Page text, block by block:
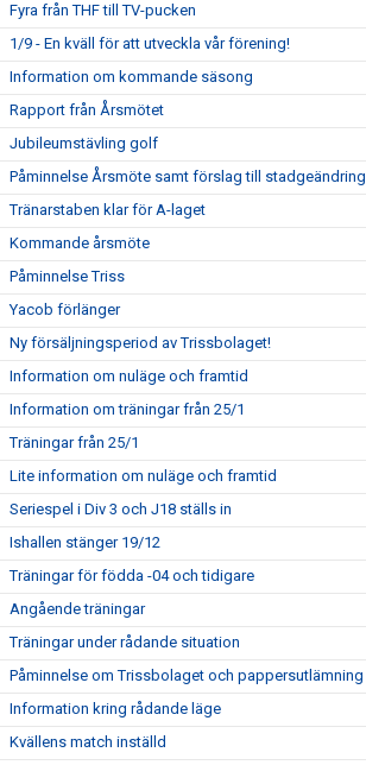
Fyra från THF till TV-pucken
1/9 - En kväll för att utveckla vår förening!
Information om kommande säsong
Rapport från Årsmötet
Jubileumstävling golf
Påminnelse Årsmöte samt förslag till stadgeändring
Tränarstaben klar för A-laget
Kommande årsmöte
Påminnelse Triss
Yacob förlänger
Ny försäljningsperiod av Trissbolaget!
Information om nuläge och framtid
Information om träningar från 25/1
Träningar från 25/1
Lite information om nuläge och framtid
Seriespel i Div 3 och J18 ställs in
Ishallen stänger 19/12
Träningar för födda -04 och tidigare
Angående träningar
Träningar under rådande situation
Påminnelse om Trissbolaget och pappersutlämning
Information kring rådande läge
Kvällens match inställd